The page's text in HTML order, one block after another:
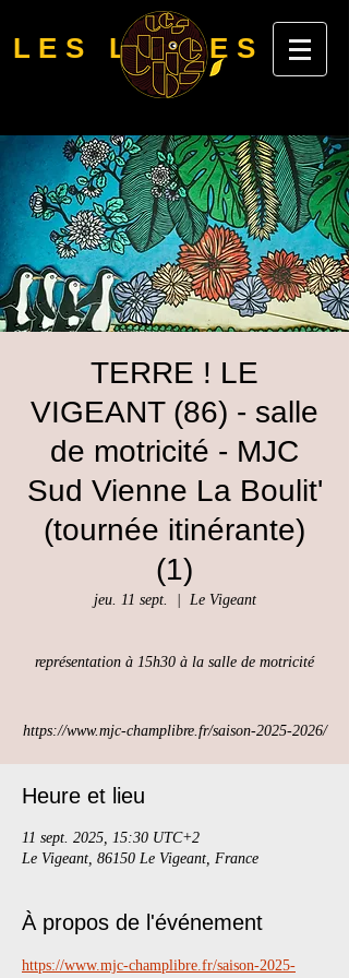
LES LUBIES
TERRE ! LE
VIGEANT (86) - salle
de motricité - MJC
Sud Vienne La Boulit'
(tournée itinérante)
(1)
jeu. 11 sept. Le Vigeant
représentation à 15h30 à la salle de motricité
https://www.mjc-champlibre.fr/saison-2025-2026/
Heure et lieu
11 sept. 2025, 15:30 UTC+2
Le Vigeant, 86150 Le Vigeant, France
À propos de l'événement
https://www.mjc-champlibre.fr/saison-2025-